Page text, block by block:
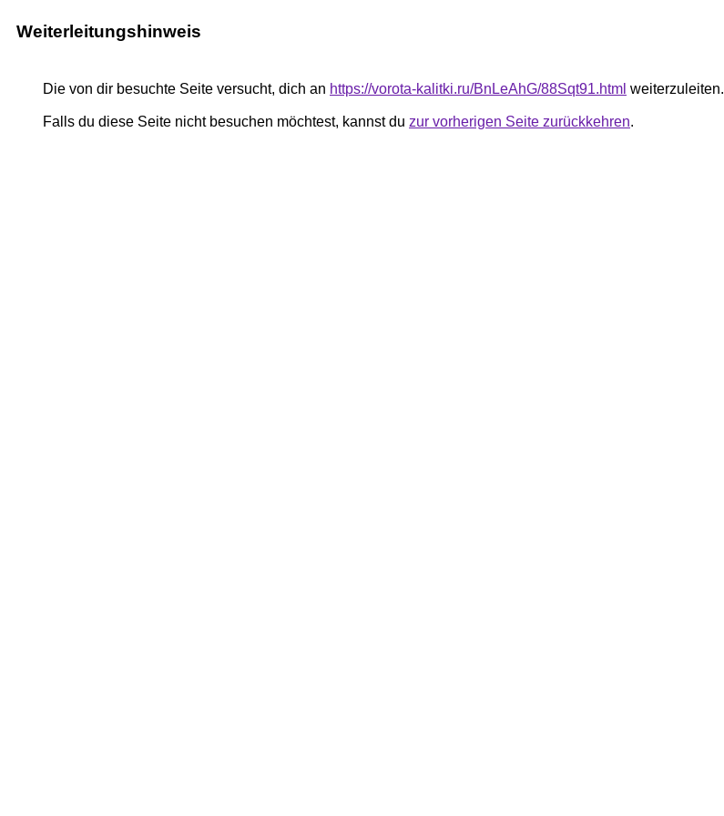
Weiterleitungshinweis
Die von dir besuchte Seite versucht, dich an https://vorota-kalitki.ru/BnLeAhG/88Sqt91.html weiterzuleiten.
Falls du diese Seite nicht besuchen möchtest, kannst du zur vorherigen Seite zurückkehren.